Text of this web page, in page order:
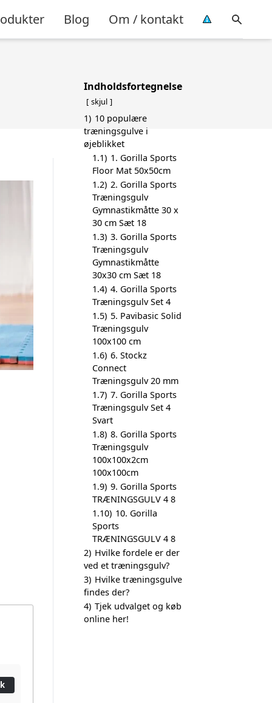
Blog Om / kontakt
Indholdsfortegnelse
skjul
1) 10 populære
træningsgulve i
øjeblikket
1.1) 1. Gorilla Sports
Floor Mat 50x50cm
1.2) 2. Gorilla Sports
Træningsgulv
Gymnastikmåtte 30 x
30 cm Sæt 18
1.3) 3. Gorilla Sports
Træningsgulv
Gymnastikmåtte
30x30 cm Sæt 18
1.4) 4. Gorilla Sports
Træningsgulv Set 4
1.5) 5. Pavibasic Solid
Træningsgulv
100x100 cm
1.6) 6. Stockz
Connect
Træningsgulv 20 mm
1.7) 7. Gorilla Sports
Træningsgulv Set 4
Svart
1.8) 8. Gorilla Sports
Træningsgulv
100x100x2cm
100x100cm
1.9) 9. Gorilla Sports
TRÆNINGSGULV 4 8
1.10) 10. Gorilla
Sports
TRÆNINGSGULV 4 8
2) Hvilke fordele er der
ved et træningsgulv?
3) Hvilke træningsgulve
findes der?
4) Tjek udvalget og køb
online her!